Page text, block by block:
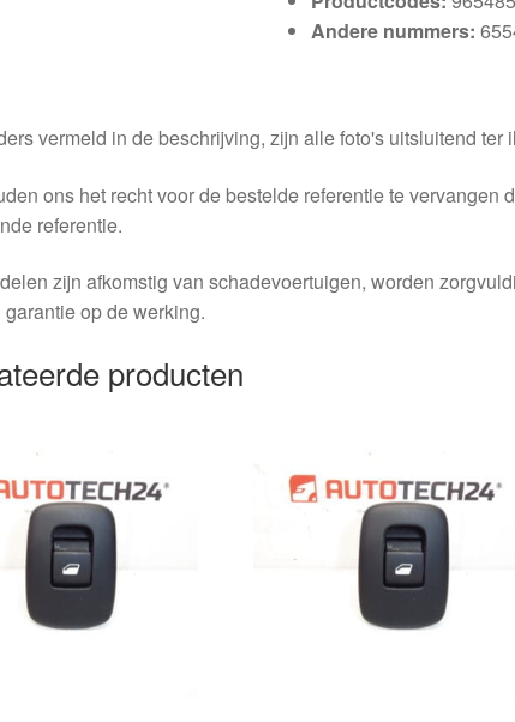
Andere nummers:
vermeld in de beschrijving, zijn alle foto's uitsluitend ter
ons het recht voor de bestelde referentie te vervangen
referentie.
zijn afkomstig van schadevoertuigen, worden
garantie op de werking.
producten